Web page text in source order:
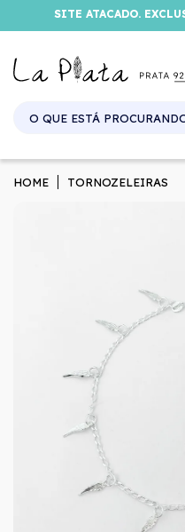
SITE ATACADO.
HOME TORNOZELEIRAS